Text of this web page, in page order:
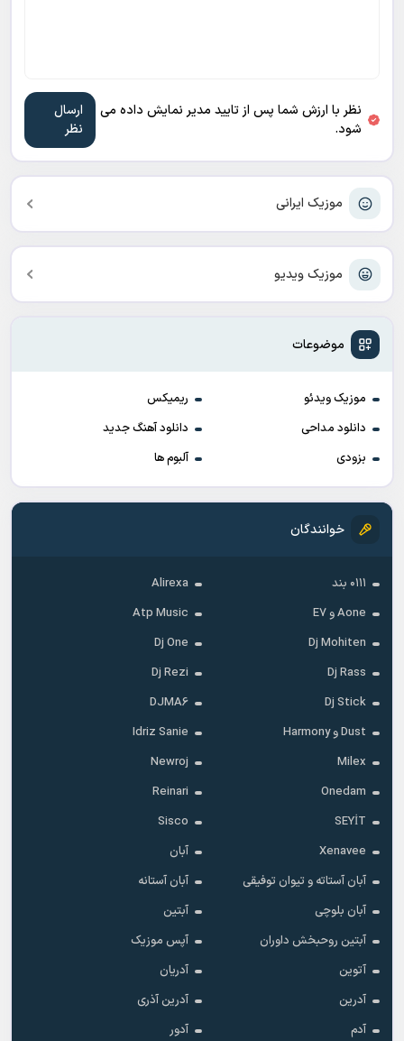
موزیک ایرانی
موزیک ویدیو
موضوعات
موزیک ویدئو
ریمیکس
دانلود مداحی
دانلود آهنگ جدید
بزودی
آلبوم ها
خوانندگان
۰۱۱۱ بند
Alirexa
Aone و E7
Atp Music
Dj Mohiten
Dj One
Dj Rass
Dj Rezi
Dj Stick
DJMA6
Dust و Harmony
Idriz Sanie
Milex
Newroj
Onedam
Reinari
SEYİT
Sisco
Xenavee
آبان
آبان آستاته و تیوان توفیقی
آبان آستانه
آبان بلوچی
آبتین
آبتین روحبخش داوران
آپس موزیک
آتوین
آدریان
آدرین
آدرین آذری
آدم
آدور
نظر با ارزش شما پس از تایید مدیر نمایش داده می
شود.